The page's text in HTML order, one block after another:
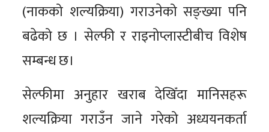
(नाकको शल्यक्रिया) गराउनेको सङ्ख्या पनि
बढेको छ । सेल्फी र राइनोप्लास्टीबीच विशेष
सम्बन्ध छ।
सेल्फीमा अनुहार खराब देखिँदा मानिसहरू
शल्यक्रिया गराउँन जाने गरेको अध्ययनकर्ता